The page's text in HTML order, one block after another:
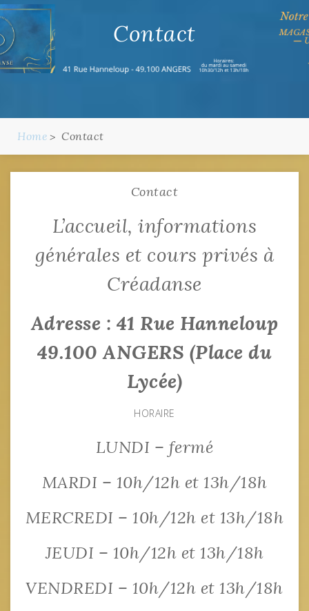
Contact
Home Contact
Contact
L’accueil, informations
générales et cours privés à
Créadanse
Adresse : 41 Rue Hanneloup
49.100 ANGERS (Place du
Lycée)
HORAIRE
LUNDI – fermé
MARDI – 10h/12h et 13h/18h
MERCREDI – 10h/12h et 13h/18h
JEUDI – 10h/12h et 13h/18h
VENDREDI – 10h/12h et 13h/18h